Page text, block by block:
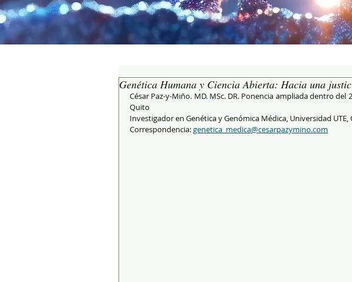
Genética Humana y Ciencia Abierta: Hacia una
César Paz-y-Miño. MD. MSc. DR. Ponencia ampliada dentro
Quito
Investigador en Genética y Genómica Médica, Universidad UTE,
Correspondencia: genetica_medica@cesarpazymino.com